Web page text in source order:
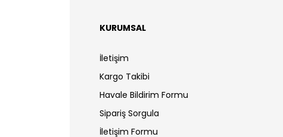
KURUMSAL
İletişim
Kargo Takibi
Havale Bildirim Formu
Sipariş Sorgula
İletişim Formu